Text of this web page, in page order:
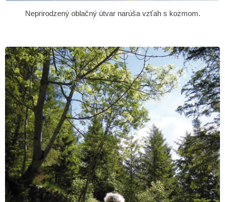
Neprirodzený oblačný útvar narúša vzťah s kozmom.